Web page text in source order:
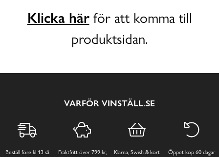
Klicka härför att komma till
produktsidan.
VARFÖR VINSTÄLL.SE
Beställ före kl 13 så
Fraktfritt över 799 kr,
Klarna, Swish & kort Öppet köp 60 dagar